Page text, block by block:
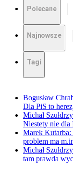
Polecane
Najnowsze
Tagi
Bogusław
Dla PiS to
Michał
Niestety nie dla
Marek
problem ma
Michał
tam prawda